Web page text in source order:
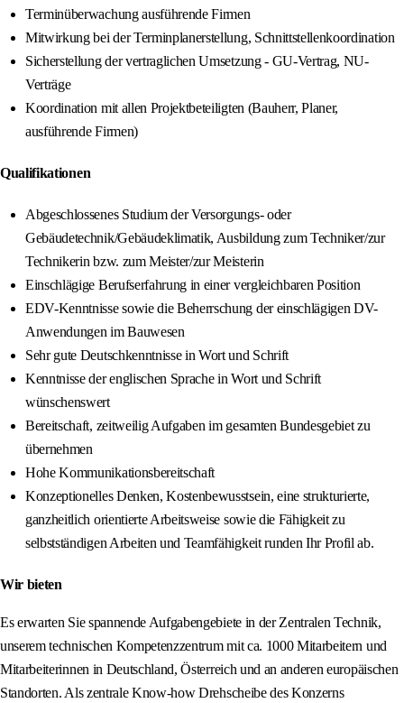
Terminüberwachung ausführende Firmen
Mitwirkung bei der Terminplanerstellung, Schnittstellenkoordination
Sicherstellung der vertraglichen Umsetzung - GU-Vertrag, NU-
Verträge
Koordination mit allen Projektbeteiligten (Bauherr, Planer,
ausführende Firmen)
Qualifikationen
Abgeschlossenes Studium der Versorgungs- oder
Gebäudetechnik/Gebäudeklimatik, Ausbildung zum Techniker/zur
Technikerin bzw. zum Meister/zur Meisterin
Einschlägige Berufserfahrung in einer vergleichbaren Position
EDV-Kenntnisse sowie die Beherrschung der einschlägigen DV-
Anwendungen im Bauwesen
Sehr gute Deutschkenntnisse in Wort und Schrift
Kenntnisse der englischen Sprache in Wort und Schrift
wünschenswert
Bereitschaft, zeitweilig Aufgaben im gesamten Bundesgebiet zu
übernehmen
Hohe Kommunikationsbereitschaft
Konzeptionelles Denken, Kostenbewusstsein, eine strukturierte,
ganzheitlich orientierte Arbeitsweise sowie die Fähigkeit zu
selbstständigen Arbeiten und Teamfähigkeit runden Ihr Profil ab.
Wir bieten
Es erwarten Sie spannende Aufgabengebiete in der Zentralen Technik,
unserem technischen Kompetenzzentrum mit ca. 1000 Mitarbeitern und
Mitarbeiterinnen in Deutschland, Österreich und an anderen europäischen
Standorten. Als zentrale Know-how Drehscheibe des Konzerns